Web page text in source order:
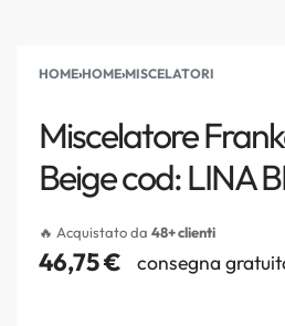
HOME›HOME›MISCELATORI
Miscelatore
Beige cod: LINA
🔥 Acquistato da 48+ clienti
46,75€ consegna